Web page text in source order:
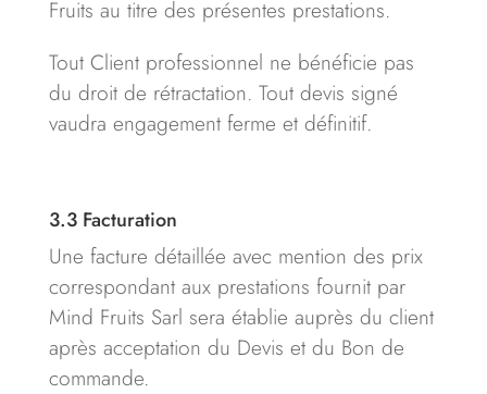
Fruits au titre des présentes prestations.
Tout Client professionnel ne bénéficie pas
du droit de rétractation. Tout devis signé
vaudra engagement ferme et définitif.
3.3 Facturation
Une facture détaillée avec mention des prix
correspondant aux prestations fournit par
Mind Fruits Sarl sera établie auprès du client
après acceptation du Devis et du Bon de
commande.